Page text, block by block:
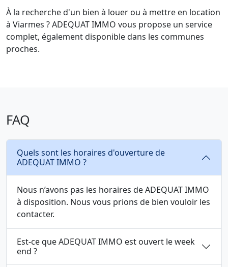
À la recherche d'un bien à louer ou à mettre en location
à Viarmes ? ADEQUAT IMMO vous propose un service
complet, également disponible dans les communes
proches.
FAQ
Quels sont les horaires d'ouverture de
ADEQUAT IMMO ?
Nous n’avons pas les horaires de ADEQUAT IMMO
à disposition. Nous vous prions de bien vouloir les
contacter.
Est-ce que ADEQUAT IMMO est ouvert le week
end ?